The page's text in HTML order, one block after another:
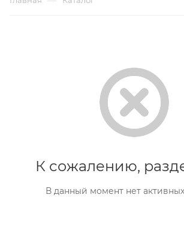
К сожалению,
В данный момент нет